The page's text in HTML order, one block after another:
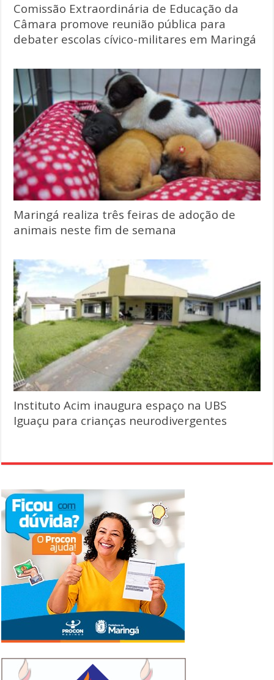
Comissão Extraordinária de Educação da
Câmara promove reunião pública para
debater escolas cívico-militares em Maringá
Maringá realiza três feiras de adoção de
animais neste fim de semana
Instituto Acim inaugura espaço na UBS
Iguaçu para crianças neurodivergentes